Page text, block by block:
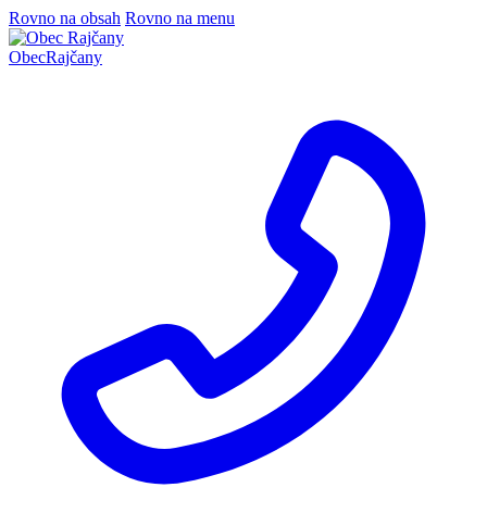
Rovno na obsah Rovno na menu
ObecRajčany